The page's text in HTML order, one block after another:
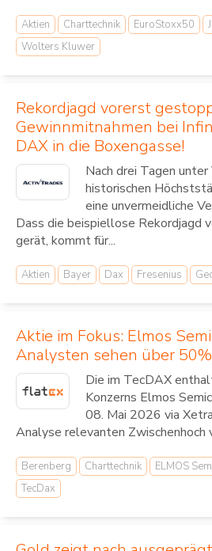
Aktien Charttechnik EuroStoxx50
Wolters Kluwer
Rekordjagd vorerst
Gewinnmitnahmen bei
DAX in die Boxengasse!
Nach drei Tagen
historischen
eine unvermeidliche
Dass die beispiellose Rekordjagd
gerät, kommt für...
Aktien Bayer Dax Fresenius
Aktie im Fokus: Elmos
Analysten sehen über
Die im TecDAX
Konzerns Elmos
08. Mai 2026 via
Analyse relevanten Zwischenhoch
Berenberg Charttechnik ELMOS
TecDax